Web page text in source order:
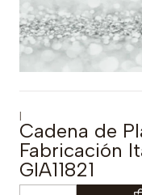
|
Cadena de
Fabricación
GIA11821